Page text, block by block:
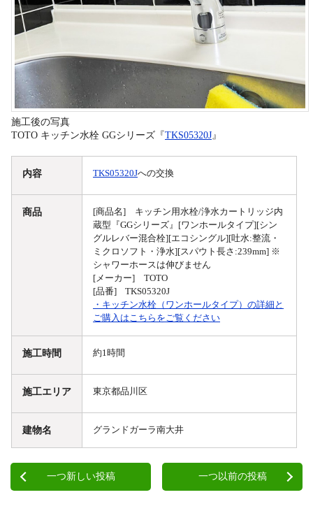
施工後の写真
TOTO キッチン水栓 GGシリーズ『TKS05320J 』
内容 TKS05320Jへの交換
商品
[商品名] キッチン用水栓/浄水カートリッジ内
蔵型『GGシリーズ』[ワンホールタイプ][シン
グルレバー混合栓][エコシングル][吐水:整流・
ミクロソフト・浄水][スパウト長さ:239mm] ※
シャワーホースは伸びません
[メーカー] TOTO
[品番] TKS05320J
・キッチン水栓（ワンホールタイプ）の詳細と
ご購入はこちらをご覧ください
施工時間 約1時間
施工エリア 東京都品川区
建物名 グランドガーラ南大井
一つ新しい投稿 一つ以前の投稿